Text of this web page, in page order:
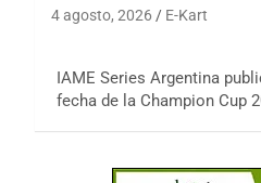
4 agosto, 2026 E-Kart
IAME Series Argentina
fecha de la Champion Cup